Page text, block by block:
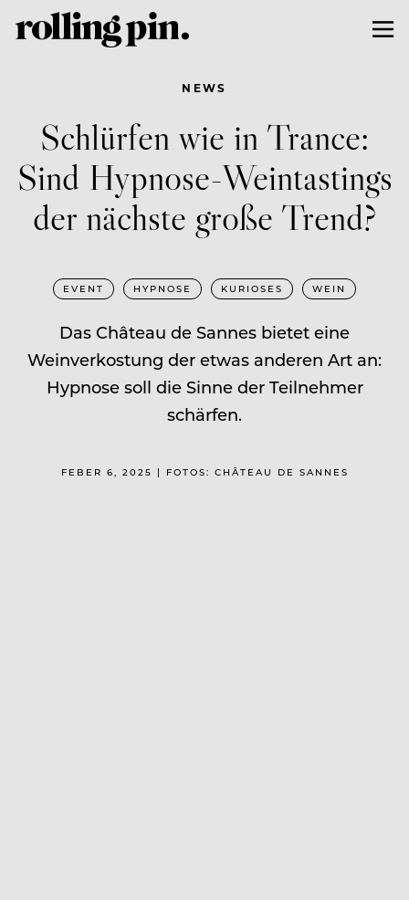
NEWS
Schlürfen wie in Trance:
Sind Hypnose-Weintastings
der nächste große Trend?
EVENT HYPNOSE KURIOSES WEIN
Das Château de Sannes bietet eine
Weinverkostung der etwas anderen Art an:
Hypnose soll die Sinne der Teilnehmer
schärfen.
FEBER 6, 2025 | FOTOS: CHÂTEAU DE SANNES